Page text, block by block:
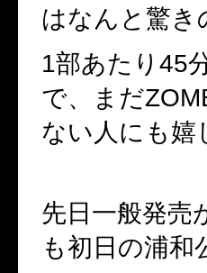
はなんと驚き
1部あたり45
で、まだ
ない人にも嬉
先日一般発売
も初日の浦和